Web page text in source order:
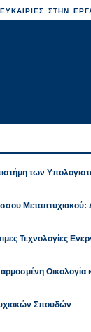
ΣΤΗΝ
των
Μεταπτυχιακού:
Τεχνολογίες
Οικολογία
Σπουδών